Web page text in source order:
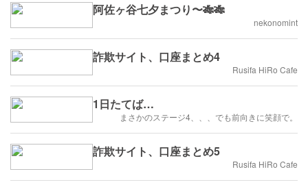
阿佐ヶ谷七夕まつり〜🎋🎋
nekonomint
詐欺サイト、口座まとめ4
Rusifa HiRo Cafe
1日たてば…
まさかのステージ4、、、でも前向きに笑顔で。
詐欺サイト、口座まとめ5
Rusifa HiRo Cafe